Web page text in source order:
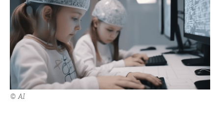
© AI